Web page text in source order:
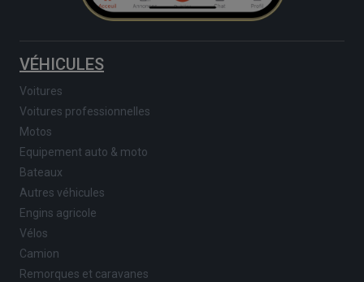
VÉHICULES
Voitures
Voitures professionnelles
Motos
Equipement auto & moto
Bateaux
Autres véhicules
Engins agricole
Vélos
Camion
Remorques et caravanes